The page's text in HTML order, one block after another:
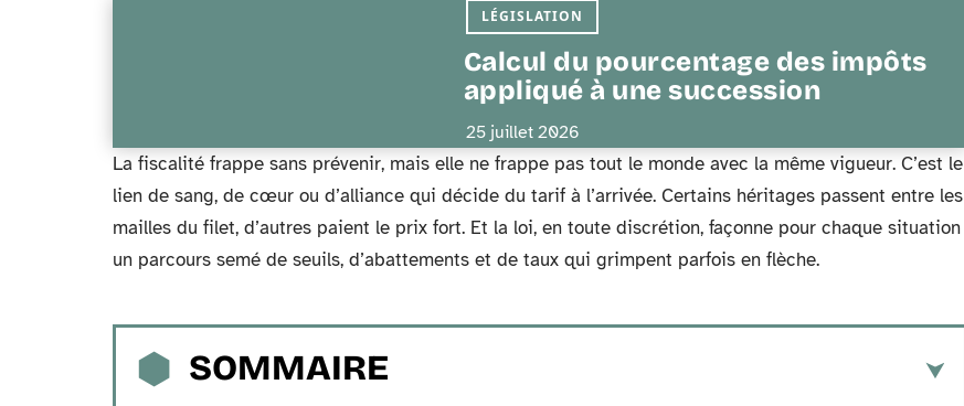
LÉGISLATION
Calcul du pourcentage des impôts
appliqué à une succession
25 juillet 2026
La fiscalité frappe sans prévenir, mais elle ne frappe pas tout le monde avec la même vigueur. C’est le
lien de sang, de cœur ou d’alliance qui décide du tarif à l’arrivée. Certains héritages passent entre les
mailles du filet, d’autres paient le prix fort. Et la loi, en toute discrétion, façonne pour chaque situation
un parcours semé de seuils, d’abattements et de taux qui grimpent parfois en flèche.
SOMMAIRE